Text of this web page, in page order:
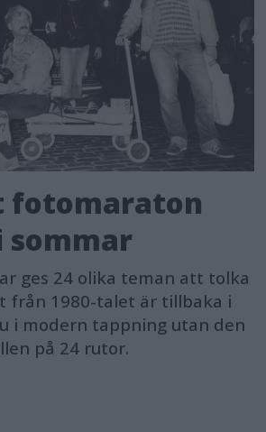
fotomaraton
ges 24 olika teman att tolka
från 1980-talet är tillbaka i
i modern tappning utan den
på 24 rutor.